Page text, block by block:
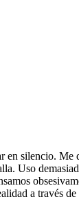
en silencio.
Uso
a través